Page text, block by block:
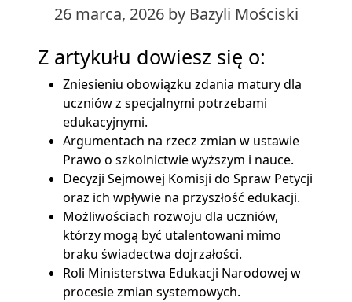
26 marca, 2026 by Bazyli Mościski
Z artykułu dowiesz się o:
Zniesieniu obowiązku zdania matury dla
uczniów z specjalnymi potrzebami
edukacyjnymi.
Argumentach na rzecz zmian w ustawie
Prawo o szkolnictwie wyższym i nauce.
Decyzji Sejmowej Komisji do Spraw Petycji
oraz ich wpływie na przyszłość edukacji.
Możliwościach rozwoju dla uczniów,
którzy mogą być utalentowani mimo
braku świadectwa dojrzałości.
Roli Ministerstwa Edukacji Narodowej w
procesie zmian systemowych.